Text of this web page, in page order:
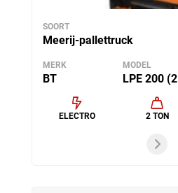
SOORT
Meerij-pallettruck
MERK
BT
MODEL
LPE 200 (2
ELECTRO 2 TON